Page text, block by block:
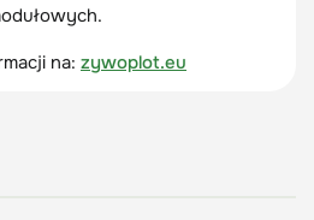
na: zywoplot.eu